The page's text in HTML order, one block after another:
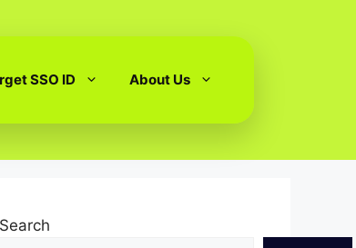
SSO ID About Us
Search